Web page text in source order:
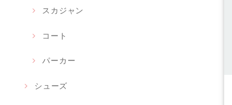
スカジャン
コート
パーカー
シューズ